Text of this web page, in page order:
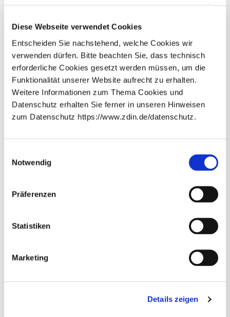
Diese Webseite verwendet Cookies
Entscheiden Sie nachstehend, welche Cookies wir
verwenden dürfen. Bitte beachten Sie, dass technisch
erforderliche Cookies gesetzt werden müssen, um die
Funktionalität unserer Website aufrecht zu erhalten.
Weitere Informationen zum Thema Cookies und
Datenschutz erhalten Sie ferner in unseren Hinweisen
zum Datenschutz https://www.zdin.de/datenschutz.
Notwendig
Präferenzen
Statistiken
Marketing
Details zeigen
Institut für vernetzte Energiesysteme e.V.
Leibniz Universität Hannover
OFFIS Institut für Informatik
Technische Universität Braunschweig
Beteiligte Wissenschaftler*innen:
Prof. Dr.-Ing. Bernd Engel(Technische Universität
Ansprechperson
Datenschutzhinweise, die
Sie umfassend über unsere Datenverarbeitung und
* Pflichtfelder Abonnieren